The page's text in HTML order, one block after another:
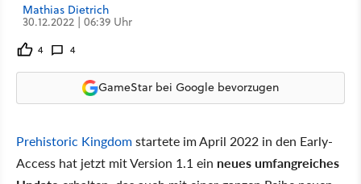
Mathias Dietrich
30.12.2022 | 06:39 Uhr
4 4
GameStar bei Google bevorzugen
Prehistoric Kingdomstartete im April 2022 in den Early-
Access hat jetzt mit Version 1.1 ein neues umfangreiches